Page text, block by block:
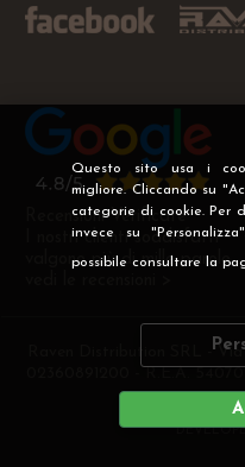
Questo sito usa i
migliore. Cliccando su
categorie di cookie. Per
invece su
possibile consultare la
Recensioni Verificate
I nostri clienti soddisfatti
valgono più di mille parole
Raven Distribution SRL -